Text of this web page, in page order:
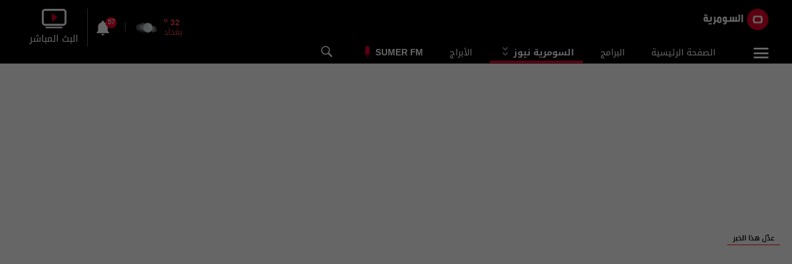
الصفحة الرئيسية البرامج السومرية نيوز الأبراج SUMER FM
32
o
بغداد
57
البث المباشر
عدّل هذا الخبر